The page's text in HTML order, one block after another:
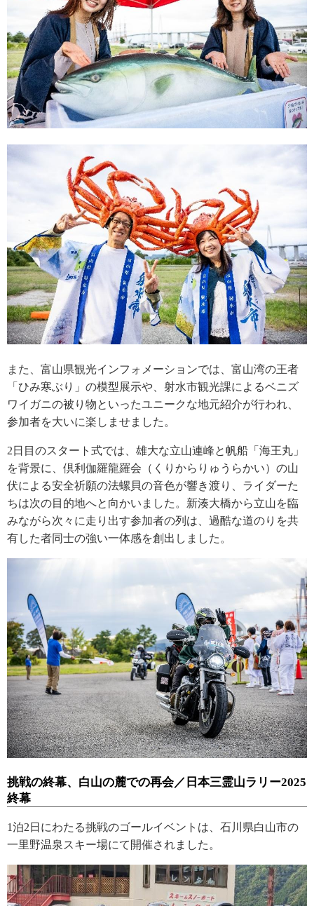
また、富山県観光インフォメーションでは、富山湾の王者
「ひみ寒ぶり」の模型展示や、射水市観光課によるベニズ
ワイガニの被り物といったユニークな地元紹介が行われ、
参加者を大いに楽しませました。
2日目のスタート式では、雄大な立山連峰と帆船「海王丸」
を背景に、倶利伽羅龍羅会（くりからりゅうらかい）の山
伏による安全祈願の法螺貝の音色が響き渡り、ライダーた
ちは次の目的地へと向かいました。新湊大橋から立山を臨
みながら次々に走り出す参加者の列は、過酷な道のりを共
有した者同士の強い一体感を創出しました。
挑戦の終幕、白山の麓での再会／日本三霊山ラリー2025
終幕
1泊2日にわたる挑戦のゴールイベントは、石川県白山市の
一里野温泉スキー場にて開催されました。